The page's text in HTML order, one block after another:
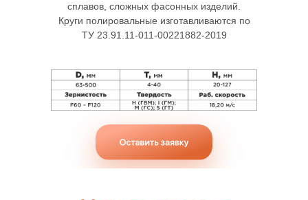
сплавов, сложных фасонных изделий.
Круги полировальные изготавливаются по
ТУ 23.91.11-011-00221882-2019